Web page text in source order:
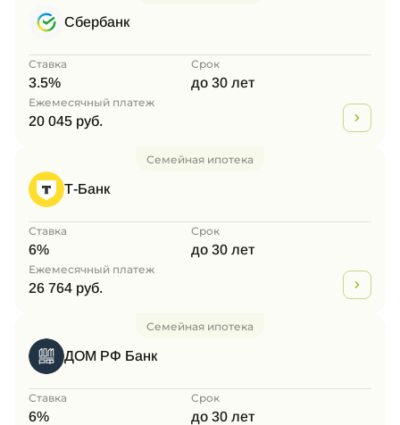
Сбербанк
Ставка
3.5%
Срок
до 30 лет
Ежемесячный платеж
20 045 руб.
Семейная ипотека
Т-Банк
Ставка
6%
Срок
до 30 лет
Ежемесячный платеж
26 764 руб.
Семейная ипотека
ДОМ РФ Банк
Ставка
6%
Срок
до 30 лет